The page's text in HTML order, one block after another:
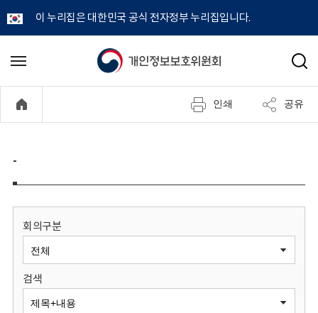
이 누리집은 대한민국 공식 전자정부 누리집입니다.
개
정
보
원
메
기
검
인쇄 공유
-
회의구분
검색